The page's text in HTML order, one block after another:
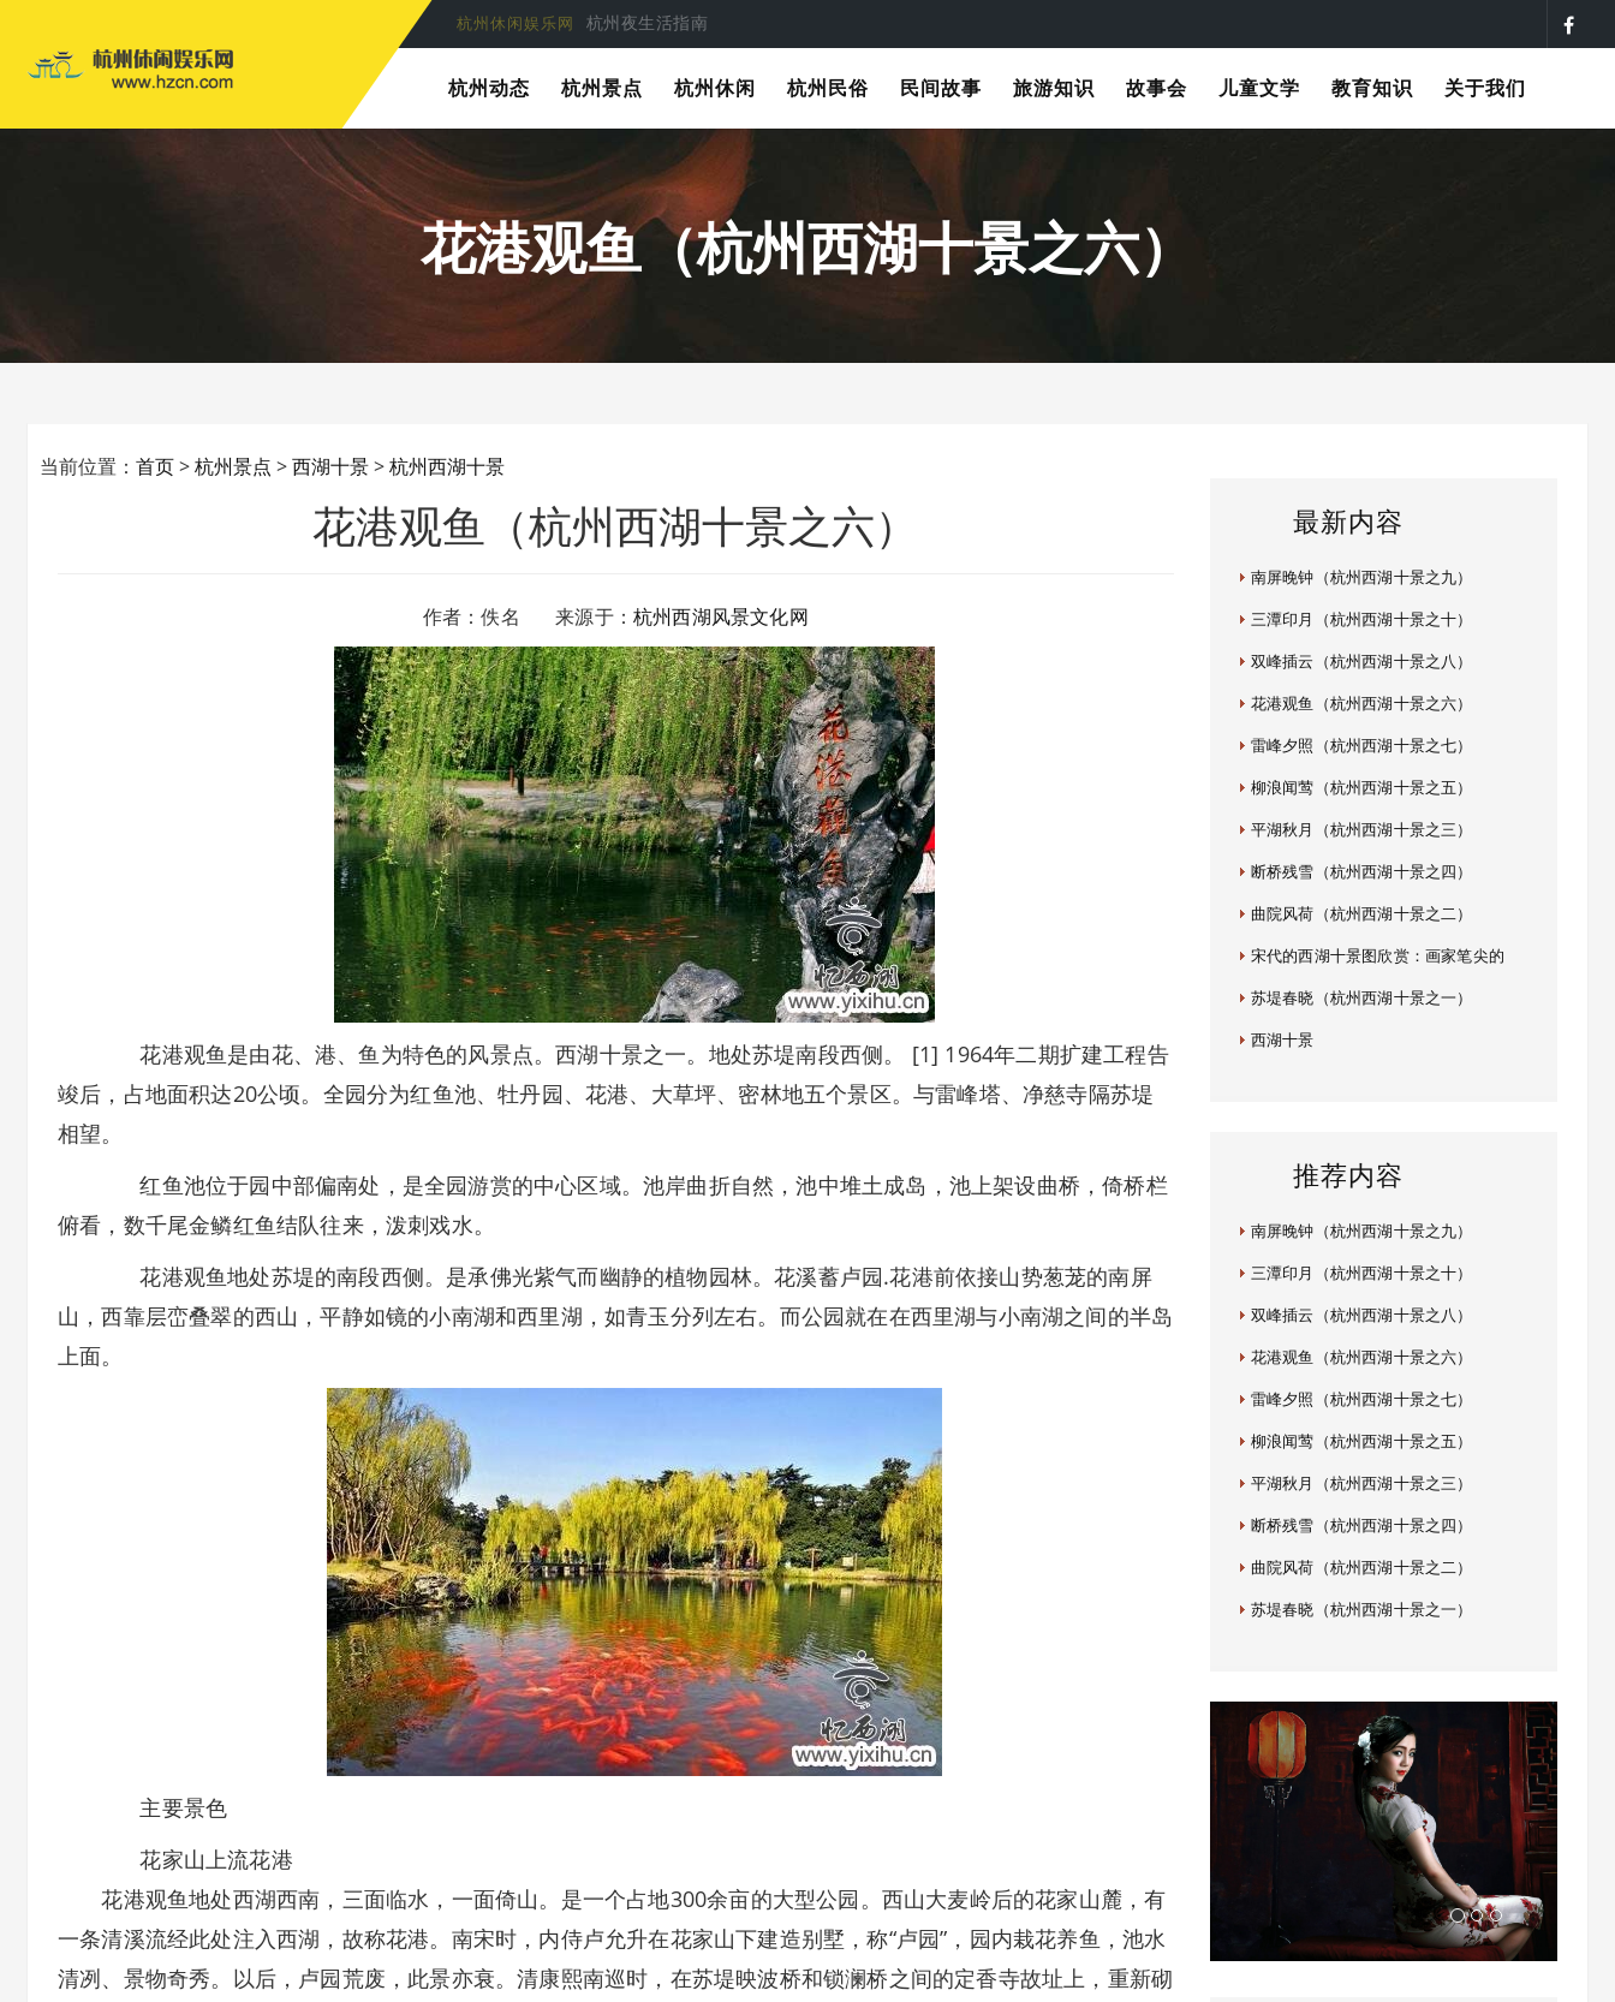
杭州休闲娱乐网 杭州夜生活指南
杭州动态 杭州景点 杭州休闲 杭州民俗 民间故事 旅游知识 故事会 儿童文学 教育知识 关于我们
花港观鱼（杭州西湖十景之六）
当前位置： 首页>杭州景点 >西湖十景>杭州西湖十景
花港观鱼（杭州西湖十景之六）
作者：佚名 来源于： 杭州西湖风景文化网
花港观鱼是由花、港、鱼为特色的风景点。西湖十景之一。地处苏堤南段西侧。 [1] 1964年二期扩建工程告
竣后，占地面积达20公顷。全园分为红鱼池、牡丹园、花港、大草坪、密林地五个景区。与雷峰塔、净慈寺隔苏堤
相望。
红鱼池位于园中部偏南处，是全园游赏的中心区域。池岸曲折自然，池中堆土成岛，池上架设曲桥，倚桥栏
俯看，数千尾金鳞红鱼结队往来，泼刺戏水。
花港观鱼地处苏堤的南段西侧。是承佛光紫气而幽静的植物园林。花溪蓄卢园.花港前依接山势葱茏的南屏
山，西靠层峦叠翠的西山，平静如镜的小南湖和西里湖，如青玉分列左右。而公园就在在西里湖与小南湖之间的半岛
上面。
主要景色
花家山上流花港
花港观鱼地处西湖西南，三面临水，一面倚山。是一个占地300余亩的大型公园。西山大麦岭后的花家山麓，有
一条清溪流经此处注入西湖，故称花港。南宋时，内侍卢允升在花家山下建造别墅，称“卢园”，园内栽花养鱼，池水
清冽、景物奇秀。以后，卢园荒废，此景亦衰。清康熙南巡时，在苏堤映波桥和锁澜桥之间的定香寺故址上，重新砌
最新内容
南屏晚钟（杭州西湖十景之九）
三潭印月（杭州西湖十景之十）
双峰插云（杭州西湖十景之八）
花港观鱼（杭州西湖十景之六）
雷峰夕照（杭州西湖十景之七）
柳浪闻莺（杭州西湖十景之五）
平湖秋月（杭州西湖十景之三）
断桥残雪（杭州西湖十景之四）
曲院风荷（杭州西湖十景之二）
宋代的西湖十景图欣赏：画家笔尖的
苏堤春晓（杭州西湖十景之一）
西湖十景
推荐内容
南屏晚钟（杭州西湖十景之九）
三潭印月（杭州西湖十景之十）
双峰插云（杭州西湖十景之八）
花港观鱼（杭州西湖十景之六）
雷峰夕照（杭州西湖十景之七）
柳浪闻莺（杭州西湖十景之五）
平湖秋月（杭州西湖十景之三）
断桥残雪（杭州西湖十景之四）
曲院风荷（杭州西湖十景之二）
苏堤春晓（杭州西湖十景之一）